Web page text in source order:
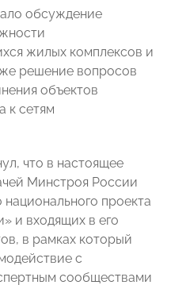
обсуждение
жилых комплексов и
решение вопросов
объектов
к сетям
что в настоящее
Минстроя России
национального проекта
и входящих в его
в рамках который
с
сообществами